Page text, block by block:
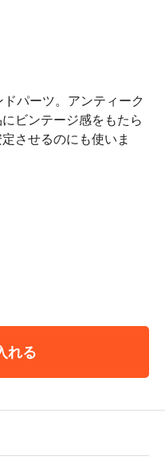
パーツ。アンティーク
ビンテージ感をもたら
させるのにも使いま
れる